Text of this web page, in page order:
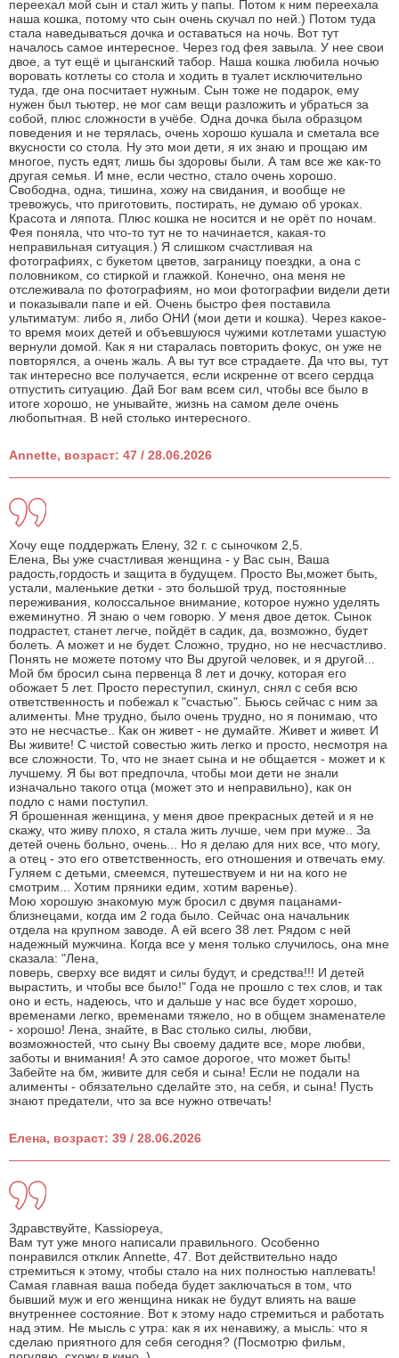
переехал мой сын и стал жить у папы. Потом к ним переехала
наша кошка, потому что сын очень скучал по ней.) Потом туда
стала наведываться дочка и оставаться на ночь. Вот тут
началось самое интересное. Через год фея завыла. У нее свои
двое, а тут ещё и цыганский табор. Наша кошка любила ночью
воровать котлеты со стола и ходить в туалет исключительно
туда, где она посчитает нужным. Сын тоже не подарок, ему
нужен был тьютер, не мог сам вещи разложить и убраться за
собой, плюс сложности в учёбе. Одна дочка была образцом
поведения и не терялась, очень хорошо кушала и сметала все
вкусности со стола. Ну это мои дети, я их знаю и прощаю им
многое, пусть едят, лишь бы здоровы были. А там все же как-то
другая семья. И мне, если честно, стало очень хорошо.
Свободна, одна, тишина, хожу на свидания, и вообще не
тревожусь, что приготовить, постирать, не думаю об уроках.
Красота и ляпота. Плюс кошка не носится и не орёт по ночам.
Фея поняла, что что-то тут не то начинается, какая-то
неправильная ситуация.) Я слишком счастливая на
фотографиях, с букетом цветов, заграницу поездки, а она с
половником, со стиркой и глажкой. Конечно, она меня не
отслеживала по фотографиям, но мои фотографии видели дети
и показывали папе и ей. Очень быстро фея поставила
ультиматум: либо я, либо ОНИ (мои дети и кошка). Через какое-
то время моих детей и объевшуюся чужими котлетами ушастую
вернули домой. Как я ни старалась повторить фокус, он уже не
повторялся, а очень жаль. А вы тут все страдаете. Да что вы, тут
так интересно все получается, если искренне от всего сердца
отпустить ситуацию. Дай Бог вам всем сил, чтобы все было в
итоге хорошо, не унывайте, жизнь на самом деле очень
любопытная. В ней столько интересного.
Annette, возраст: 47 / 28.06.2026
Хочу еще поддержать Елену, 32 г. с сыночком 2,5.
Елена, Вы уже счастливая женщина - у Вас сын, Ваша
радость,гордость и защита в будущем. Просто Вы,может быть,
устали, маленькие детки - это большой труд, постоянные
переживания, колоссальное внимание, которое нужно уделять
ежеминутно. Я знаю о чем говорю. У меня двое деток. Сынок
подрастет, станет легче, пойдёт в садик, да, возможно, будет
болеть. А может и не будет. Сложно, трудно, но не несчастливо.
Понять не можете потому что Вы другой человек, и я другой...
Мой бм бросил сына первенца 8 лет и дочку, которая его
обожает 5 лет. Просто переступил, скинул, снял с себя всю
ответственность и побежал к "счастью". Бьюсь сейчас с ним за
алименты. Мне трудно, было очень трудно, но я понимаю, что
это не несчастье.. Как он живет - не думайте. Живет и живет. И
Вы живите! С чистой совестью жить легко и просто, несмотря на
все сложности. То, что не знает сына и не общается - может и к
лучшему. Я бы вот предпочла, чтобы мои дети не знали
изначально такого отца (может это и неправильно), как он
подло с нами поступил.
Я брошенная женщина, у меня двое прекрасных детей и я не
скажу, что живу плохо, я стала жить лучше, чем при муже.. За
детей очень больно, очень... Но я делаю для них все, что могу,
а отец - это его ответственность, его отношения и отвечать ему.
Гуляем с детьми, смеемся, путешествуем и ни на кого не
смотрим... Хотим пряники едим, хотим варенье).
Мою хорошую знакомую муж бросил с двумя пацанами-
близнецами, когда им 2 года было. Сейчас она начальник
отдела на крупном заводе. А ей всего 38 лет. Рядом с ней
надежный мужчина. Когда все у меня только случилось, она мне
сказала: "Лена,
поверь, сверху все видят и силы будут, и средства!!! И детей
вырастить, и чтобы все было!" Года не прошло с тех слов, и так
оно и есть, надеюсь, что и дальше у нас все будет хорошо,
временами легко, временами тяжело, но в общем знаменателе
- хорошо! Лена, знайте, в Вас столько силы, любви,
возможностей, что сыну Вы своему дадите все, море любви,
заботы и внимания! А это самое дорогое, что может быть!
Забейте на бм, живите для себя и сына! Если не подали на
алименты - обязательно сделайте это, на себя, и сына! Пусть
знают предатели, что за все нужно отвечать!
Елена, возраст: 39 / 28.06.2026
Здравствуйте, Kassiopeya,
Вам тут уже много написали правильного. Особенно
понравился отклик Annette, 47. Вот действительно надо
стремиться к этому, чтобы стало на них полностью наплевать!
Самая главная ваша победа будет заключаться в том, что
бывший муж и его женщина никак не будут влиять на ваше
внутреннее состояние. Вот к этому надо стремиться и работать
над этим. Не мысль с утра: как я их ненавижу, а мысль: что я
сделаю приятного для себя сегодня? (Посмотрю фильм,